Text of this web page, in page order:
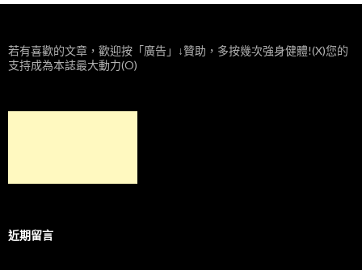
若有喜歡的文章，歡迎按「廣告」↓贊助，多按幾次強身健體!(X)您的
支持成為本誌最大動力(O)
近期留言